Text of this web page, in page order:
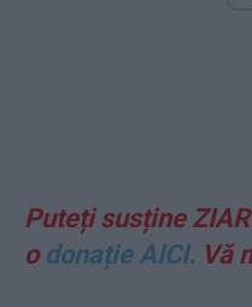
Puteți susține
o donație AICI. Vă